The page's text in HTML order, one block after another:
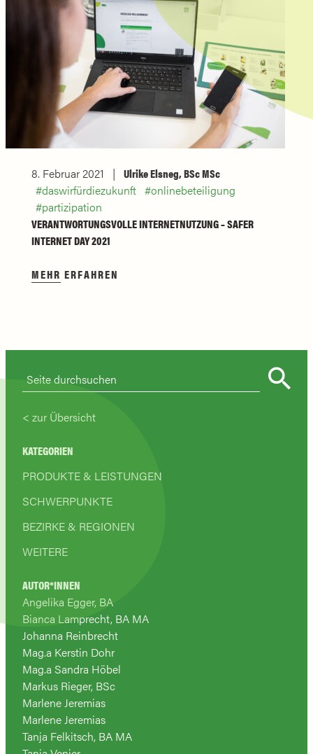
8. Februar 2021
Ulrike Elsneg, BSc MSc
daswirfürdiezukunft
onlinebeteiligung
partizipation
VERANTWORTUNGSVOLLE INTERNETNUTZUNG – SAFER
INTERNET DAY 2021
MEHR ERFAHREN
zur Übersicht
KATEGORIEN
PRODUKTE & LEISTUNGEN
SCHWERPUNKTE
BEZIRKE & REGIONEN
WEITERE
AUTOR*INNEN
Angelika Egger, BA
Bianca Lamprecht, BA MA
Johanna Reinbrecht
Mag.a Kerstin Dohr
Mag.a Sandra Höbel
Markus Rieger, BSc
Marlene Jeremias
Marlene Jeremias
Tanja Felkitsch, BA MA